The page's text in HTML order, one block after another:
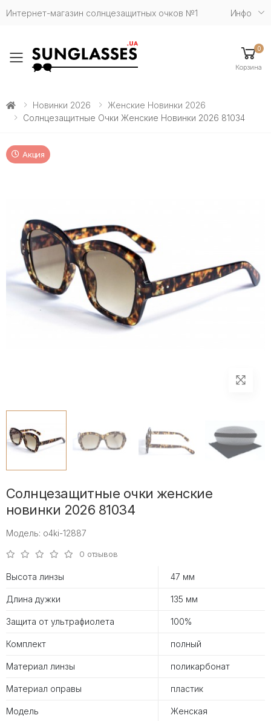
Интернет-магазин солнцезащитных очков №1 Инфо
Toggle mobile menu
0
Корзина
Новинки 2026
Женские Новинки 2026
Солнцезащитные Очки Женские Новинки 2026 81034
Акция
Солнцезащитные очки женские
новинки 2026 81034
Модель: o4ki-12887
0 отзывов
Высота линзы 47 мм
Длина дужки 135 мм
Защита от ультрафиолета 100%
Комплект полный
Материал линзы поликарбонат
Материал оправы пластик
Модель Женская